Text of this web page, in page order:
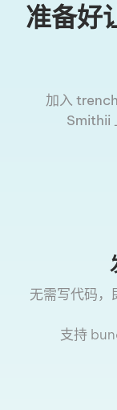
准备好
加入
Smithii
无需写代码
支持